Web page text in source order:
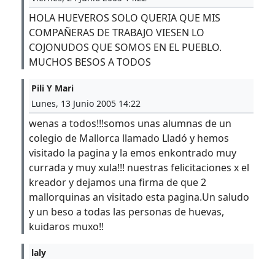
HOLA HUEVEROS SOLO QUERIA QUE MIS
COMPAÑERAS DE TRABAJO VIESEN LO
COJONUDOS QUE SOMOS EN EL PUEBLO.
MUCHOS BESOS A TODOS
Pili Y Mari
Lunes, 13 Junio 2005 14:22
wenas a todos!!!somos unas alumnas de un
colegio de Mallorca llamado Lladó y hemos
visitado la pagina y la emos enkontrado muy
currada y muy xula!!! nuestras felicitaciones x el
kreador y dejamos una firma de que 2
mallorquinas an visitado esta pagina.Un saludo
y un beso a todas las personas de huevas,
kuidaros muxo!!
laly